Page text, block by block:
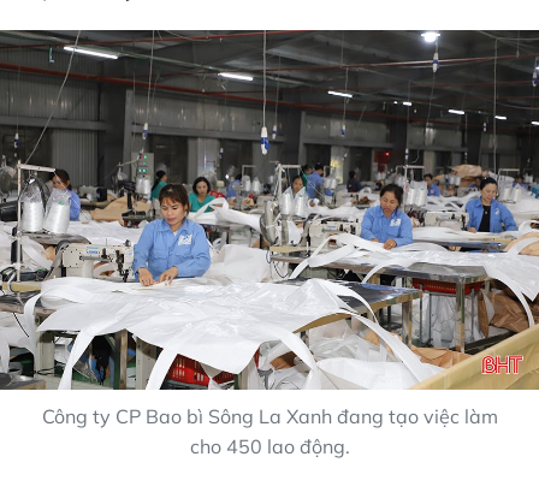
Công ty CP Bao bì Sông La Xanh đang tạo việc làm
cho 450 lao động.